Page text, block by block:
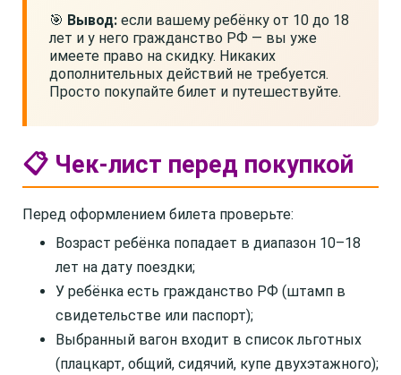
🎯 Вывод: если вашему ребёнку от 10 до 18
лет и у него гражданство РФ — вы уже
имеете право на скидку. Никаких
дополнительных действий не требуется.
Просто покупайте билет и путешествуйте.
📋 Чек-лист перед покупкой
Перед оформлением билета проверьте:
Возраст ребёнка попадает в диапазон 10–18
лет на дату поездки;
У ребёнка есть гражданство РФ (штамп в
свидетельстве или паспорт);
Выбранный вагон входит в список льготных
(плацкарт, общий, сидячий, купе двухэтажного);